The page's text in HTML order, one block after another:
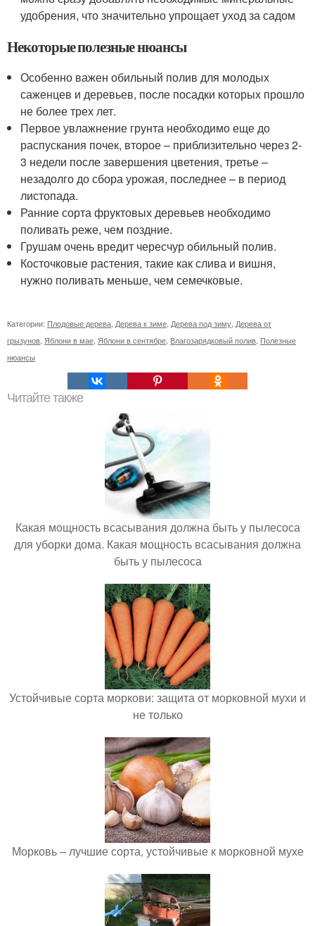
удобрения, что значительно упрощает уход за садом
Некоторые полезные нюансы
Особенно важен обильный полив для молодых
саженцев и деревьев, после посадки которых прошло
не более трех лет.
Первое увлажнение грунта необходимо еще до
распускания почек, второе – приблизительно через 2-
3 недели после завершения цветения, третье –
незадолго до сбора урожая, последнее – в период
листопада.
Ранние сорта фруктовых деревьев необходимо
поливать реже, чем поздние.
Грушам очень вредит чересчур обильный полив.
Косточковые растения, такие как слива и вишня,
нужно поливать меньше, чем семечковые.
Категории: Плодовые дерева Дерева к зиме Дерева под зиму Дерева от
грызунов Яблони в мае Яблони в сентябре Влагозарядковый полив Полезные
нюансы
Читайте также
Какая мощность всасывания должна быть у пылесоса
для уборки дома. Какая мощность всасывания должна
быть у пылесоса
Устойчивые сорта моркови: защита от морковной мухи и
не только
Морковь – лучшие сорта, устойчивые к морковной мухе